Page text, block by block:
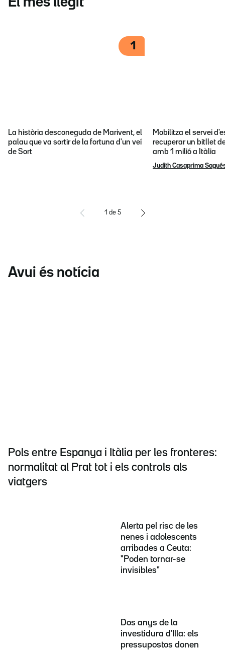
1
La història desconeguda de Marivent, el
palau que va sortir de la fortuna d'un veí
de Sort
Mobilitza el servei
recuperar un bitllet
amb 1 milió a Itàlia
Judith Casaprima
1 de 5
Avui és notícia
Pols entre Espanya i Itàlia per les fronteres:
normalitat al Prat tot i els controls als
viatgers
Alerta pel risc de les
nenes i adolescents
arribades a Ceuta:
"Poden tornar-se
invisibles"
Dos anys de la
investidura d'Illa: els
pressupostos donen